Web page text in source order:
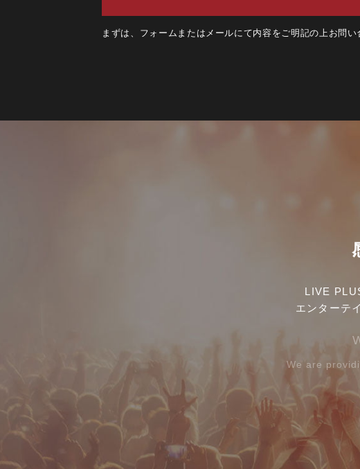
まずは、フォームまたはメールにて内容をご明記の上お問い
LIVE
エンターテ
We are